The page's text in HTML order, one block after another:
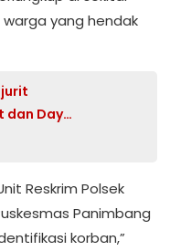
warga yang hendak
dan Daya
Reskrim Polsek
Panimbang
korban,”